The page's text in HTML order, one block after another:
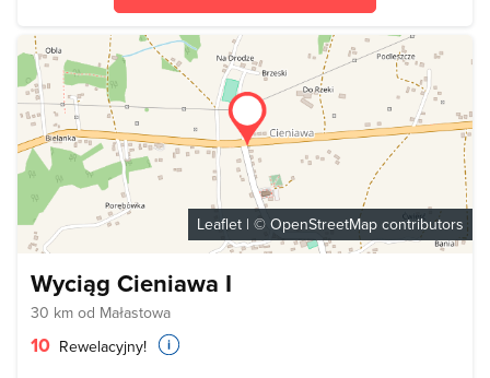
Leaflet | © OpenStreetMap contributors
Wyciąg Cieniawa I
30 km od Małastowa
10 Rewelacyjny!